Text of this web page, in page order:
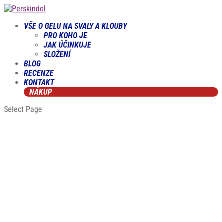
VŠE O GELU NA SVALY A KLOUBY
PRO KOHO JE
JAK ÚČINKUJE
SLOŽENÍ
BLOG
RECENZE
KONTAKT
NÁKUP
Select Page